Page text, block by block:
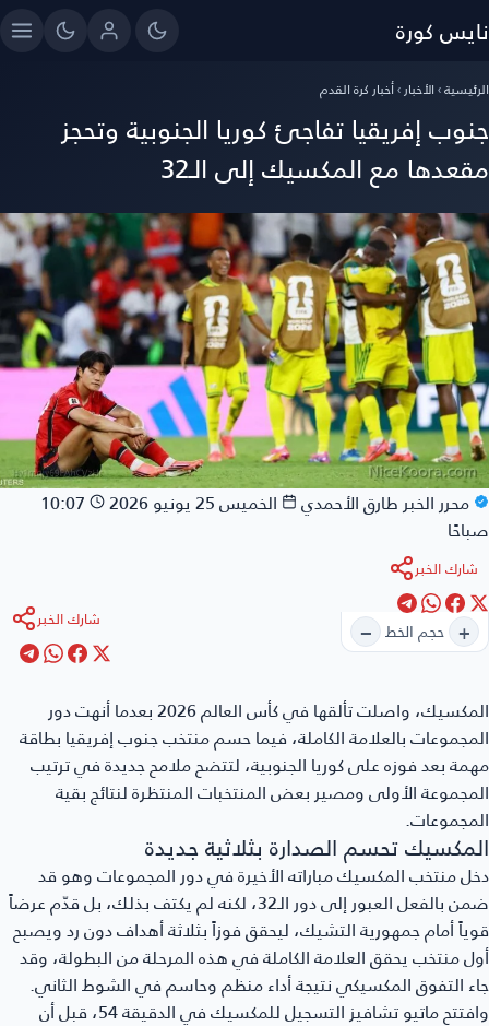
نايس كورة
الرئيسية›الأخبار›أخبار كرة القدم
جنوب إفريقيا تفاجئ كوريا الجنوبية وتحجز
مقعدها مع المكسيك إلى الـ32
محرر الخبرطارق الأحمدي الخميس 25 يونيو 2026
10:07
صباحًا
شارك الخبر
+ حجم الخط − شارك الخبر
المكسيك
، واصلت تألقها في كأس العالم 2026 بعدما أنهت دور
المجموعات بالعلامة الكاملة، فيما حسم منتخب جنوب إفريقيا بطاقة
مهمة بعد فوزه على كوريا الجنوبية، لتتضح ملامح جديدة في ترتيب
المجموعة الأولى ومصير بعض المنتخبات المنتظرة لنتائج بقية
المجموعات.
المكسيك تحسم الصدارة بثلاثية جديدة
دخل منتخب المكسيك مباراته الأخيرة في دور المجموعات وهو قد
ضمن بالفعل العبور إلى دور الـ32، لكنه لم يكتف بذلك، بل قدّم عرضاً
قوياً أمام جمهورية التشيك، ليحقق فوزاً بثلاثة أهداف دون رد ويصبح
أول منتخب يحقق العلامة الكاملة في هذه المرحلة من البطولة، وقد
جاء التفوق المكسيكي نتيجة أداء منظم وحاسم في الشوط الثاني.
وافتتح ماتيو تشافيز التسجيل للمكسيك في الدقيقة 54، قبل أن